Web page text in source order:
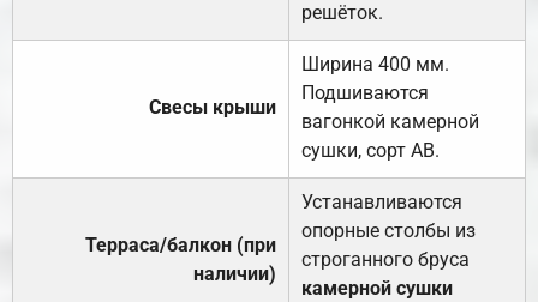
решёток.
Свесы крыши
Ширина 400 мм.
Подшиваются
вагонкой камерной
сушки, сорт АВ.
Терраса/балкон (при
наличии)
Устанавливаются
опорные столбы из
строганного бруса
камерной сушки